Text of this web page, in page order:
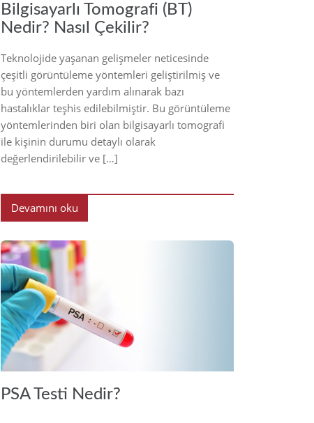
Bilgisayarlı Tomografi (BT)
Nedir? Nasıl Çekilir?
Teknolojide yaşanan gelişmeler neticesinde
çeşitli görüntüleme yöntemleri geliştirilmiş ve
bu yöntemlerden yardım alınarak bazı
hastalıklar teşhis edilebilmiştir. Bu görüntüleme
yöntemlerinden biri olan bilgisayarlı tomografi
ile kişinin durumu detaylı olarak
değerlendirilebilir ve […]
Devamını oku
PSA Testi Nedir?